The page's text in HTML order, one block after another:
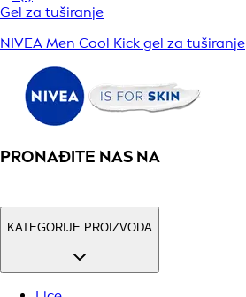
Gel za tuširanje
NIVEA Men Cool Kick gel za tuširanje
PRONAĐITE NAS NA
KATEGORIJE PROIZVODA